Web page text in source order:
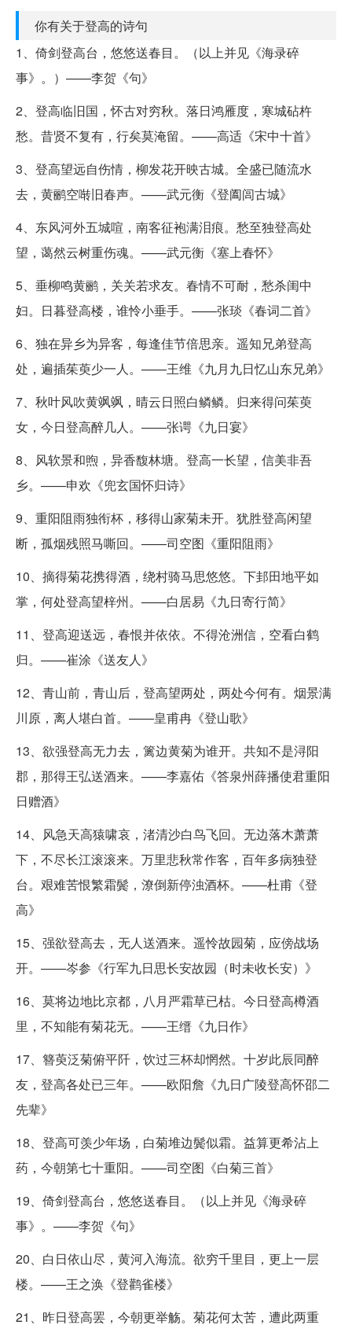
你有关于登高的诗句
1、倚剑登高台，悠悠送春目。（以上并见《海录碎
事》。）——李贺《句》
2、登高临旧国，怀古对穷秋。落日鸿雁度，寒城砧杵
愁。昔贤不复有，行矣莫淹留。——高适《宋中十首》
3、登高望远自伤情，柳发花开映古城。全盛已随流水
去，黄鹂空啭旧春声。——武元衡《登阖闾古城》
4、东风河外五城喧，南客征袍满泪痕。愁至独登高处
望，蔼然云树重伤魂。——武元衡《塞上春怀》
5、垂柳鸣黄鹂，关关若求友。春情不可耐，愁杀闺中
妇。日暮登高楼，谁怜小垂手。——张琰《春词二首》
6、独在异乡为异客，每逢佳节倍思亲。遥知兄弟登高
处，遍插茱萸少一人。——王维《九月九日忆山东兄弟》
7、秋叶风吹黄飒飒，晴云日照白鳞鳞。归来得问茱萸
女，今日登高醉几人。——张谔《九日宴》
8、风软景和煦，异香馥林塘。登高一长望，信美非吾
乡。——申欢《兜玄国怀归诗》
9、重阳阻雨独衔杯，移得山家菊未开。犹胜登高闲望
断，孤烟残照马嘶回。——司空图《重阳阻雨》
10、摘得菊花携得酒，绕村骑马思悠悠。下邽田地平如
掌，何处登高望梓州。——白居易《九日寄行简》
11、登高迎送远，春恨并依依。不得沧洲信，空看白鹤
归。——崔涂《送友人》
12、青山前，青山后，登高望两处，两处今何有。烟景满
川原，离人堪白首。——皇甫冉《登山歌》
13、欲强登高无力去，篱边黄菊为谁开。共知不是浔阳
郡，那得王弘送酒来。——李嘉佑《答泉州薛播使君重阳
日赠酒》
14、风急天高猿啸哀，渚清沙白鸟飞回。无边落木萧萧
下，不尽长江滚滚来。万里悲秋常作客，百年多病独登
台。艰难苦恨繁霜鬓，潦倒新停浊酒杯。——杜甫《登
高》
15、强欲登高去，无人送酒来。遥怜故园菊，应傍战场
开。——岑参《行军九日思长安故园（时未收长安）》
16、莫将边地比京都，八月严霜草已枯。今日登高樽酒
里，不知能有菊花无。——王缙《九日作》
17、簪萸泛菊俯平阡，饮过三杯却惘然。十岁此辰同醉
友，登高各处已三年。——欧阳詹《九日广陵登高怀邵二
先辈》
18、登高可羡少年场，白菊堆边鬓似霜。益算更希沾上
药，今朝第七十重阳。——司空图《白菊三首》
19、倚剑登高台，悠悠送春目。（以上并见《海录碎
事》。——李贺《句》
20、白日依山尽，黄河入海流。欲穷千里目，更上一层
楼。——王之涣《登鹳雀楼》
21、昨日登高罢，今朝更举觞。菊花何太苦，遭此两重